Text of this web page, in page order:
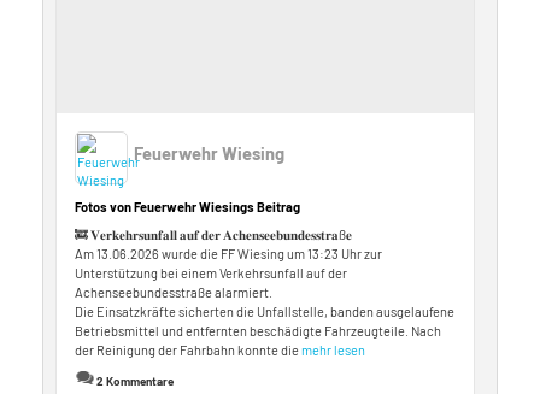
Feuerwehr Wiesing
Fotos von Feuerwehr Wiesings Beitrag
🚒 𝐕𝐞𝐫𝐤𝐞𝐡𝐫𝐬𝐮𝐧𝐟𝐚𝐥𝐥 𝐚𝐮𝐟 𝐝𝐞𝐫 𝐀𝐜𝐡𝐞𝐧𝐬𝐞𝐞𝐛𝐮𝐧𝐝𝐞𝐬𝐬𝐭𝐫𝐚ß𝐞
Am 13.06.2026 wurde die FF Wiesing um 13:23 Uhr zur
Unterstützung bei einem Verkehrsunfall auf der
Achenseebundesstraße alarmiert.
Die Einsatzkräfte sicherten die Unfallstelle, banden ausgelaufene
Betriebsmittel und entfernten beschädigte Fahrzeugteile. Nach
der Reinigung der Fahrbahn konnte diemehr lesen
2 Kommentare